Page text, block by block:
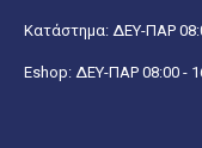
Κατάστημα: ΔΕΥ-ΠΑΡ
Eshop: ΔΕΥ-ΠΑΡ 08:00 -